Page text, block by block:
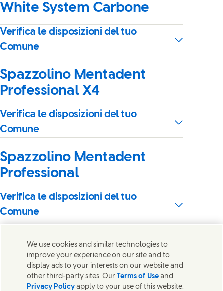
White System Carbone
Verifica le disposizioni del tuo
Comune
Spazzolino Mentadent
Professional X4
Verifica le disposizioni del tuo
Comune
Spazzolino Mentadent
Professional
Verifica le disposizioni del tuo
Comune
Spazzolino Mentadent P
Verifica le disposizioni del tuo
Comune
We use cookies and similar technologies to
improve your experience on our site and to
display ads to your interests on our website and
other third-party sites. Our Terms of Use and
Privacy Policy apply to your use of this website.